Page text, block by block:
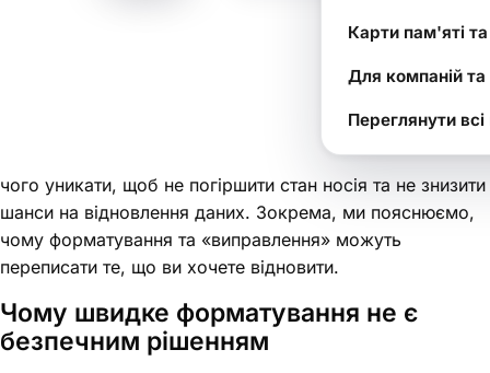
Карти пам'яті
Для компаній та
Переглянути всі
У цьому посібнику ми покажемо, що робити одразу і
чого уникати, щоб не погіршити стан носія та не знизити
шанси на відновлення даних. Зокрема, ми пояснюємо,
чому форматування та «виправлення» можуть
переписати те, що ви хочете відновити.
Чому швидке форматування не є
безпечним рішенням